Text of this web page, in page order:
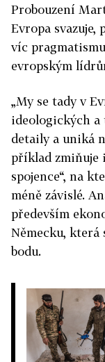
Probouzení
Evropa svazuje,
víc
evropským
„My se tady v
ideologických a
detaily a uniká
příklad zmiňuje
spojence“, na
méně závislé.
především
Německu, která
bodu.